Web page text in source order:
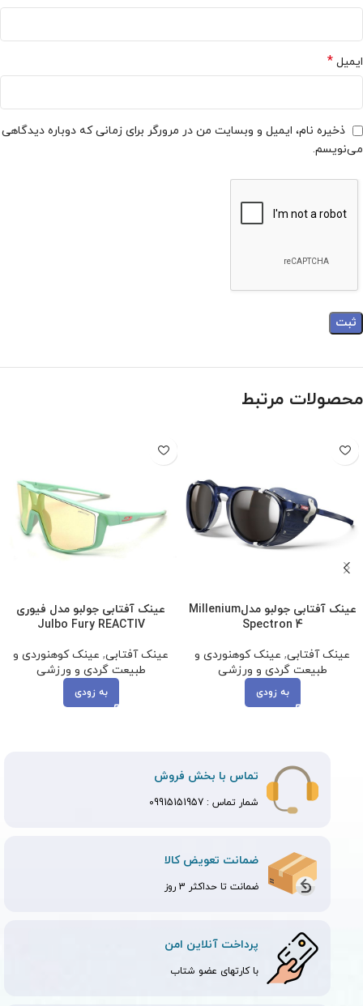
ایمیل *
ذخیره نام، ایمیل و وبسایت من در مرورگر برای زمانی که دوباره دیدگاهی
می‌نویسم.
محصولات مرتبط
عینک آفتابی جولبو مدلMillenium
Spectron 4
عینک آفتابی, عینک کوهنوردی و
طبیعت گردی و ورزشی
به زودی
عینک آفتابی جولبو مدل فیوری
Julbo Fury REACTIV
عینک آفتابی, عینک کوهنوردی و
طبیعت گردی و ورزشی
به زودی
تماس با بخش فروش
شمار تماس : 09915151957
ضمانت تعویض کالا
ضمانت تا حداکثر 3 روز
پرداخت آنلاین امن
با کارتهای عضو شتاب